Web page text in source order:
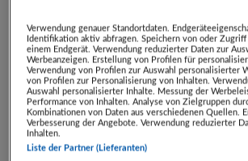
www.victrastudio.com
Verwendung genauer Standortdaten.
Identifikation aktiv abfragen. Speichern von oder
einem Endgerät. Verwendung reduzierter Daten zur
Werbeanzeigen. Erstellung von Profilen für
Verwendung von Profilen zur Auswahl personalisierter
von Profilen zur Personalisierung von Inhalten.
Auswahl personalisierter Inhalte. Messung der
Performance von Inhalten. Analyse von Zielgruppen
Kombinationen von Daten aus verschiedenen Quellen.
Verbesserung der Angebote. Verwendung reduzierter
Inhalten.
Liste der Partner (Lieferanten)